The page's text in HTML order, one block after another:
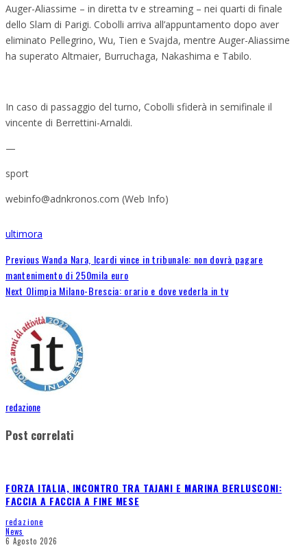
Auger-Aliassime – in diretta tv e streaming – nei quarti di finale
dello Slam di Parigi. Cobolli arriva all’appuntamento dopo aver
eliminato Pellegrino, Wu, Tien e Svajda, mentre Auger-Aliassime
ha superato Altmaier, Burruchaga, Nakashima e Tabilo.
In caso di passaggio del turno, Cobolli sfiderà in semifinale il
vincente di Berrettini-Arnaldi.
—
sport
webinfo@adnkronos.com (Web Info)
ultimora
PreviousWanda Nara, Icardi vince in tribunale: non dovrà pagare
mantenimento di 250mila euro
Next Olimpia Milano-Brescia: orario e dove vederla in tv
redazione
Post correlati
FORZA ITALIA, INCONTRO TRA TAJANI E MARINA BERLUSCONI:
FACCIA A FACCIA A FINE MESE
redazione
News
6 Agosto 2026